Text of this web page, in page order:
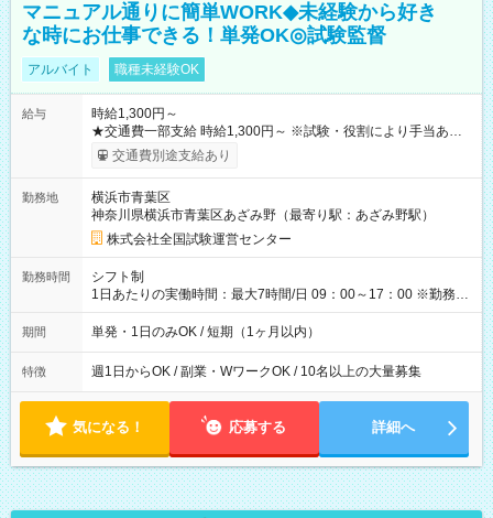
マニュアル通りに簡単WORK◆未経験から好き
な時にお仕事できる！単発OK◎試験監督
アルバイト 職種未経験OK
給与
時給1,300円～
★交通費一部支給 時給1,300円～ ※試験・役割により手当あり
※勤務回数により昇給あり 【即給（前払い）オプションあ
り！】 希望される場合、勤務から1週間ほどで給与の一部を受け
例】 ・河合塾模擬試験 8:30～17:30（休憩1時間） 時給1,300円
×8時間＝日収10,400円＋交通費 ※当日の役割により時給＋100
円の場合あり ・国家試験 7:00～13:30（休憩なし） 時給1,300
円（役割手当＋100円）×6時間＝日収8,400円＋交通費 【試用期
間】試用期間なし
交通費別途支給あり
勤務地
横浜市青葉区
神奈川県横浜市青葉区あざみ野（最寄り駅：あざみ野駅）
株式会社全国試験運営センター
勤務時間
シフト制
1日あたりの実働時間：最大7時間/日 09：00～17：00 ※勤務時
間は 試験により異なります。
期間 単発・1日のみOK / 短期（1ヶ月以内）
特徴 週1日からOK / 副業・WワークOK / 10名以上の大量募集
気になる！ 応募する 詳細へ